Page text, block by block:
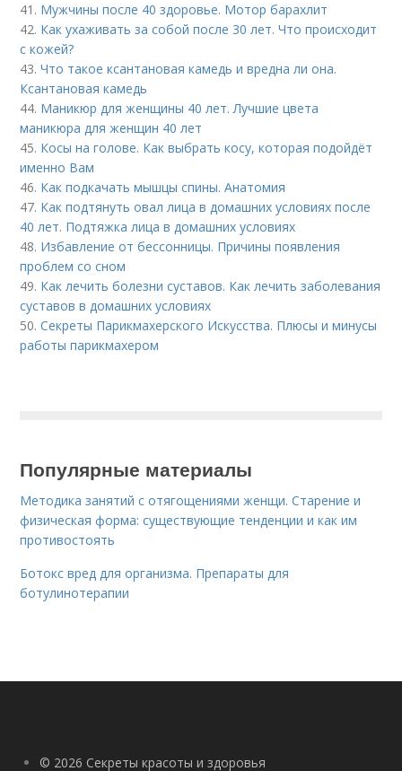
41. Мужчины после 40 здоровье. Мотор барахлит
42. Как ухаживать за собой после 30 лет. Что происходит
с кожей?
43.Что такое ксантановая камедь и вредна ли она.
Ксантановая камедь
44. Маникюр для женщины 40 лет. Лучшие цвета
маникюра для женщин 40 лет
45. Косы на голове. Как выбрать косу, которая подойдёт
именно Вам
46. Как подкачать мышцы спины. Анатомия
47. Как подтянуть овал лица в домашних условиях после
40 лет. Подтяжка лица в домашних условиях
48. Избавление от бессонницы. Причины появления
проблем со сном
49. Как лечить болезни суставов. Как лечить заболевания
суставов в домашних условиях
50.Секреты Парикмахерского Искусства. Плюсы и минусы
работы парикмахером
Популярные материалы
Методика занятий с отягощениями женщи. Старение и
физическая форма: существующие тенденции и как им
противостоять
Ботокс вред для организма. Препараты для
ботулинотерапии
© 2026 Секреты красоты и здоровья